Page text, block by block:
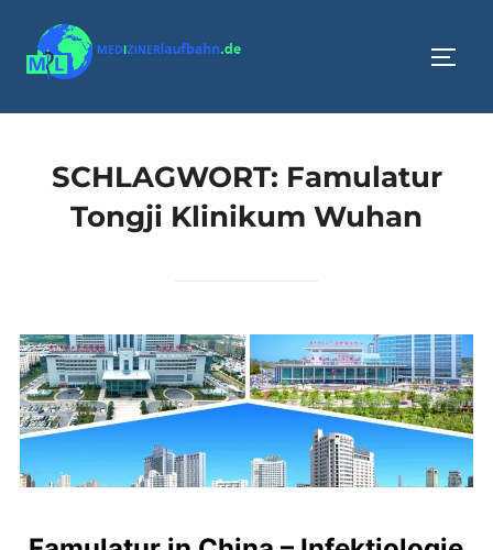
Inhalt
springen
SCHLAGWORT: Famulatur
Tongji Klinikum Wuhan